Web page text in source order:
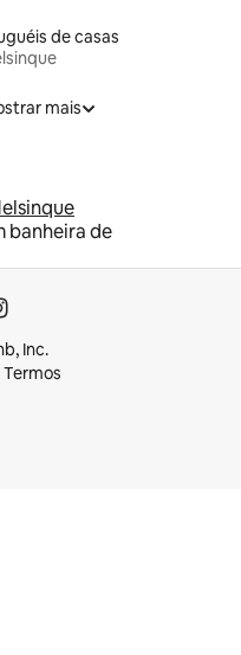
de casas
mais
banheira de
Inc.
Termos